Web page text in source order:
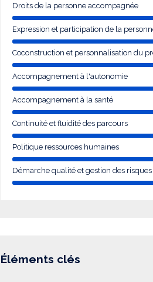
Droits de la personne accompagnée
Expression et participation de la
Coconstruction et personnalisation du
Accompagnement à l'autonomie
Accompagnement à la santé
Continuité et fluidité des parcours
Politique ressources humaines
Démarche qualité et gestion des risques
Éléments clés